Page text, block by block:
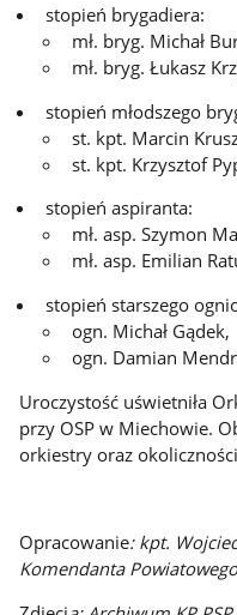
stopień brygadiera:
mł. bryg. Michał
mł. bryg. Łukasz
stopień młodszego
st. kpt. Marcin
st. kpt. Krzysztof
stopień aspiranta:
mł. asp. Szymon
mł. asp. Emilian
stopień starszego
ogn. Michał Gądek,
ogn. Damian
Uroczystość uświetniła
przy OSP w Miechowie.
orkiestry oraz
Opracowanie: kpt.
Komendanta